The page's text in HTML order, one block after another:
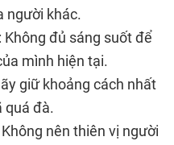
người khác.
đủ sáng suốt để
mình hiện tại.
giữ khoảng cách nhất
quá đà.
nên thiên vị người